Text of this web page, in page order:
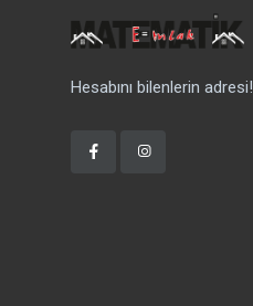
Hesabını bilenlerin adresi!